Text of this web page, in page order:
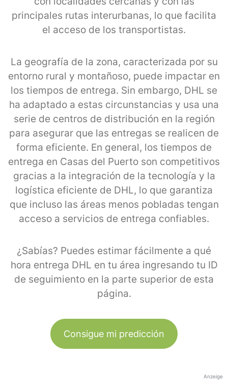
principales rutas interurbanas, lo que facilita
el acceso de los transportistas.
La geografía de la zona, caracterizada por su
entorno rural y montañoso, puede impactar en
los tiempos de entrega. Sin embargo, DHL se
ha adaptado a estas circunstancias y usa una
serie de centros de distribución en la región
para asegurar que las entregas se realicen de
forma eficiente. En general, los tiempos de
entrega en Casas del Puerto son competitivos
gracias a la integración de la tecnología y la
logística eficiente de DHL, lo que garantiza
que incluso las áreas menos pobladas tengan
acceso a servicios de entrega confiables.
¿Sabías? Puedes estimar fácilmente a qué
hora entrega DHL en tu área ingresando tu ID
de seguimiento en la parte superior de esta
página.
Consigue mi predicción
Anzeige